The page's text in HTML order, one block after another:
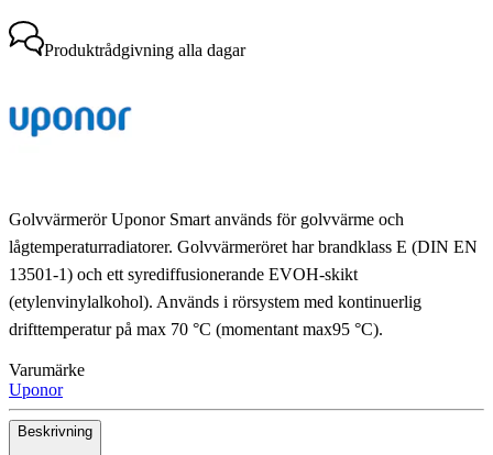
Produktrådgivning alla dagar
Golvvärmerör Uponor Smart används för golvvärme och
lågtemperaturradiatorer. Golvvärmeröret har brandklass E (DIN EN
13501-1) och ett syrediffusionerande EVOH-skikt
(etylenvinylalkohol). Används i rörsystem med kontinuerlig
drifttemperatur på max 70 °C (momentant max95 °C).
Varumärke
Uponor
Beskrivning